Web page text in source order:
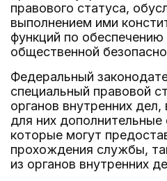
правового статуса,
выполнением ими
функций по
общественной
Федеральный
специальный правовой
органов внутренних дел,
для них дополнительные
которые могут
прохождения службы,
из органов внутренних